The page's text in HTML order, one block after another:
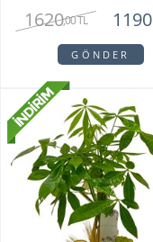
1620,00 TL 1190
GÖNDER